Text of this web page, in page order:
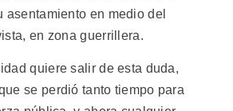
asentamiento en medio del
en zona guerrillera.
quiere salir de esta duda,
se perdió tanto tiempo para